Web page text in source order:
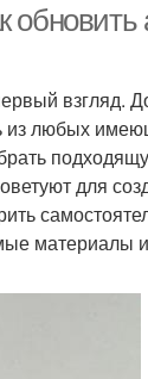
взгляд.
из любых
для
материалы